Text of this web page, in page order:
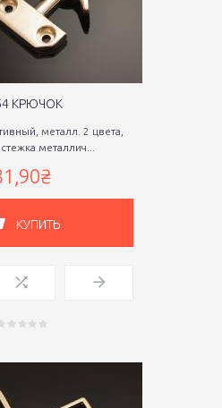
КРЮЧОК
металл. 2 цвета,
металлич...
КУПИТЬ